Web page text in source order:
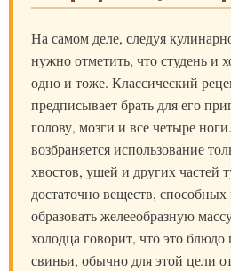
На самом деле, следуя
нужно отметить, что студень и
одно и тоже. Классический
предписывает брать для его
голову, мозги и все четыре
возбраняется использование
хвостов, ушей и других частей
достаточно веществ, способных
образовать желееобразную
холодца говорит, что это блюдо
свиньи, обычно для этой цели